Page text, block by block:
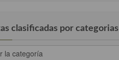
clasificadas por categorias